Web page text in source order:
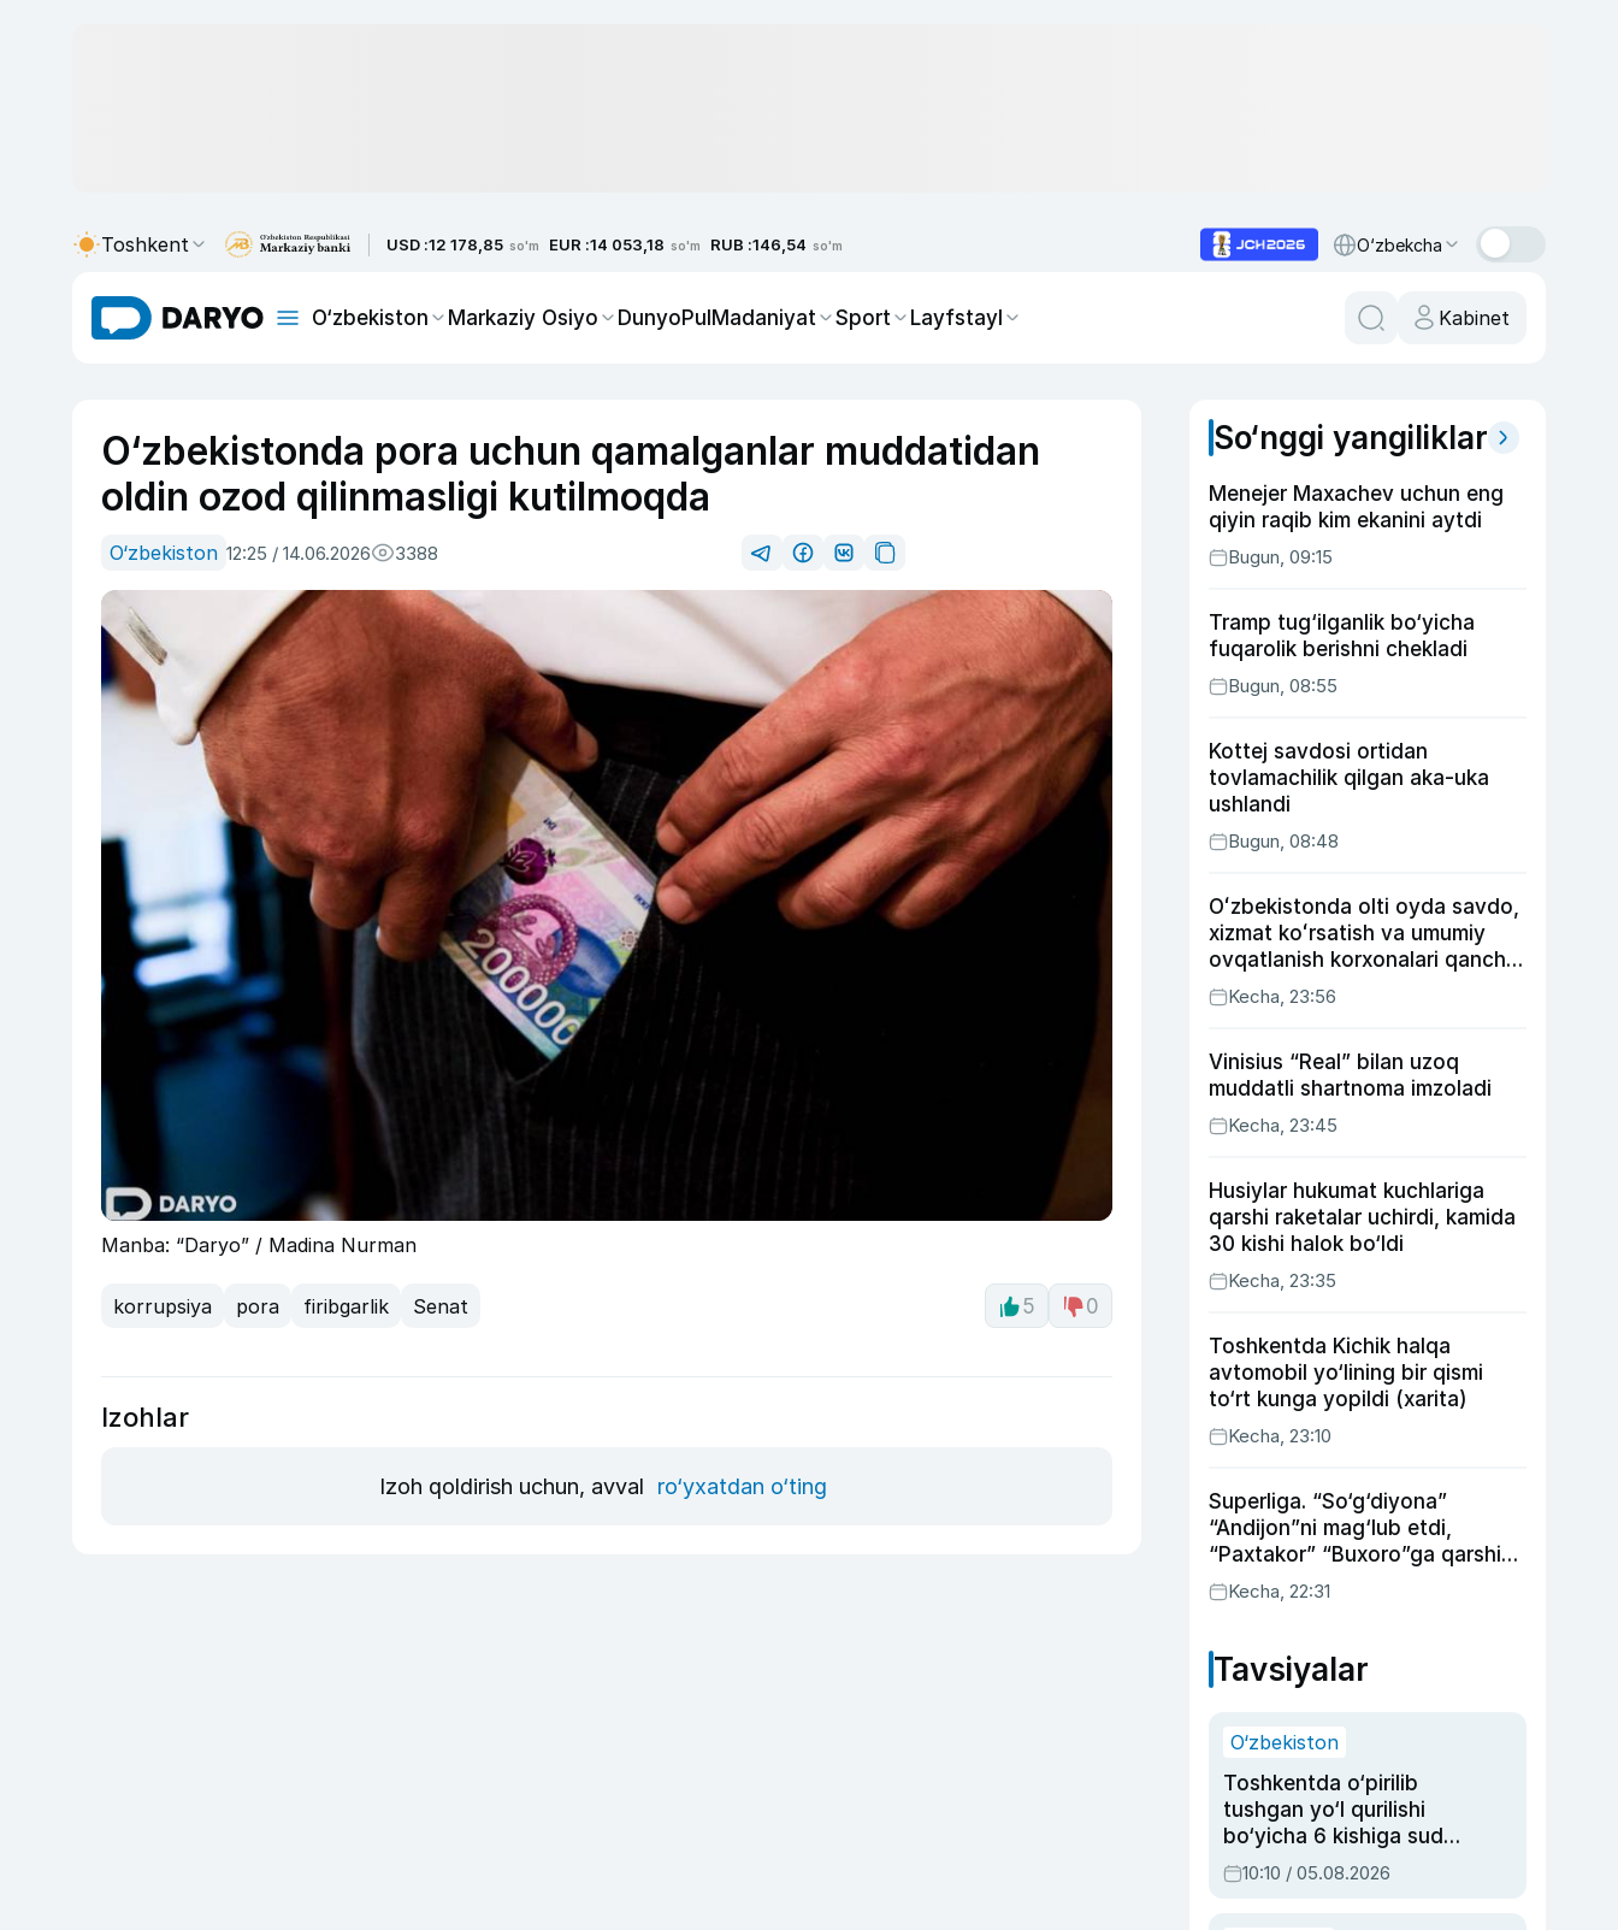
Toshkent USD :12 178,85 so'm EUR :14 053,18 so'm RUB :146,54 so'm O‘zbekcha
O‘zbekiston Markaziy Osiyo DunyoPulMadaniyat Sport Layfstayl Kabinet
O‘zbekistonda pora uchun qamalganlar muddatidan
oldin ozod qilinmasligi kutilmoqda
O‘zbekiston 12:25 / 14.06.2026 3388
Manba: “Daryo” / Madina Nurman
korrupsiya pora firibgarlik Senat 5 0
Izohlar
Izoh qoldirish uchun, avval ro‘yxatdan o‘ting
So‘nggi yangiliklar
Menejer Maxachev uchun eng
qiyin raqib kim ekanini aytdi
Bugun, 09:15
Tramp tug‘ilganlik bo‘yicha
fuqarolik berishni chekladi
Bugun, 08:55
Kottej savdosi ortidan
tovlamachilik qilgan aka-uka
ushlandi
Bugun, 08:48
Oʻzbekistonda olti oyda savdo,
xizmat koʻrsatish va umumiy
ovqatlanish korxonalari qancha
soliq toʻlagani ochiqlandi
Kecha, 23:56
Vinisius “Real” bilan uzoq
muddatli shartnoma imzoladi
Kecha, 23:45
Husiylar hukumat kuchlariga
qarshi raketalar uchirdi, kamida
30 kishi halok bo‘ldi
Kecha, 23:35
Toshkentda Kichik halqa
avtomobil yo‘lining bir qismi
to‘rt kunga yopildi (xarita)
Kecha, 23:10
Superliga. “So‘g‘diyona”
“Andijon”ni mag‘lub etdi,
“Paxtakor” “Buxoro”ga qarshi
bahsda g‘alabani qo‘ldan
chiqardi
Kecha, 22:31
Tavsiyalar
O‘zbekiston
Toshkentda o‘pirilib
tushgan yo‘l qurilishi
bo‘yicha 6 kishiga sud
hukmi o‘qildi
10:10 / 05.08.2026